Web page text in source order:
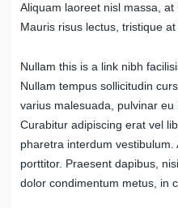
Aliquam laoreet nisl massa,
Mauris risus lectus, tristique
Nullam this is a link nibh
Nullam tempus sollicitudin
varius malesuada, pulvinar eu
Curabitur adipiscing erat vel
pharetra interdum
porttitor. Praesent dapibus,
dolor condimentum metus, in